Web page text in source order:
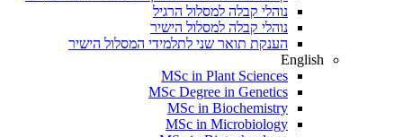
נוהלי קבלה למסלול הרגיל
נוהלי קבלה למסלול הישיר
הענקת תואר שני לתלמידי המסלול הישיר
English
MSc in Plant Sciences
MSc Degree in Genetics
MSc in Biochemistry
MSc in Microbiology